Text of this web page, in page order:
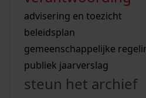
bouwvergunningen
omgevingsvergunningen
vergunningen
beeld en geluid
uitleg nodig?
Wij helpen u op weg met
bekijk alle zoektips
Wij helpen u op weg met
bekijk alle zoektips
bekijk ons
advisering en toezicht
beleidsplan
gemeenschappelijke
publiek jaarverslag
steun het archief
zoektips
Mijn Studiezaal (inloggen)